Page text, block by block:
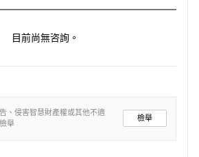
目前尚無咨詢。
、侵害智慧財產權或其他不適
舉
檢舉